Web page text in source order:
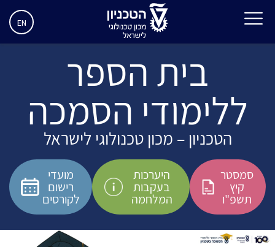
EN
בית הספר
ללימודי הסמכה
הטכניון – מכון טכנולוגי לישראל
סמסטר
קיץ
תשפ"ו
היערכות
בעקבות
המלחמה
מועדי
רישום
לקורסים